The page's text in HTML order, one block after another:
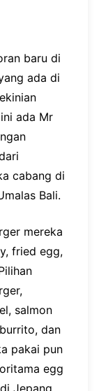
baru di
ada di
ada Mr
cabang di
Bali.
mereka
fried egg,
salmon
dan
pakai pun
egg
Jepang.